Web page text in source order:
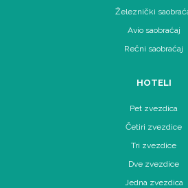
Železnički
Avio saobraćaj
Rečni saobraćaj
HOTELI
Pet zvezdica
Četiri zvezdice
Tri zvezdice
Dve zvezdice
Jedna zvezdica